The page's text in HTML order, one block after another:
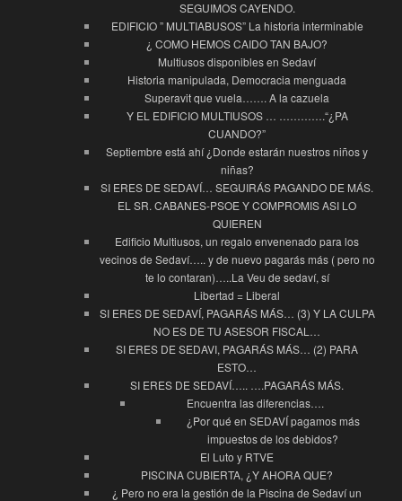
SEGUIMOS CAYENDO.
EDIFICIO ” MULTIABUSOS” La historia interminable
¿ COMO HEMOS CAIDO TAN BAJO?
Multiusos disponibles en Sedaví
Historia manipulada, Democracia menguada
Superavit que vuela……. A la cazuela
Y EL EDIFICIO MULTIUSOS … ………….“¿PA
CUANDO?”
Septiembre está ahí ¿Donde estarán nuestros niños y
niñas?
SI ERES DE SEDAVÍ… SEGUIRÁS PAGANDO DE MÁS.
EL SR. CABANES-PSOE Y COMPROMIS ASI LO
QUIEREN
Edificio Multiusos, un regalo envenenado para los
vecinos de Sedaví….. y de nuevo pagarás más ( pero no
te lo contaran)…..La Veu de sedaví, sí
Libertad = Liberal
SI ERES DE SEDAVÍ, PAGARÁS MÁS… (3) Y LA CULPA
NO ES DE TU ASESOR FISCAL…
SI ERES DE SEDAVI, PAGARÁS MÁS… (2) PARA
ESTO…
SI ERES DE SEDAVÍ….. ….PAGARÁS MÁS.
Encuentra las diferencias….
¿Por qué en SEDAVÍ pagamos más
impuestos de los debidos?
El Luto y RTVE
PISCINA CUBIERTA, ¿Y AHORA QUE?
¿ Pero no era la gestión de la Piscina de Sedaví un